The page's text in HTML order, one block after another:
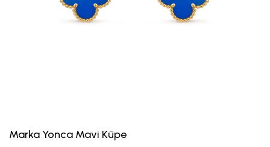
Marka Yonca Mavi Küpe